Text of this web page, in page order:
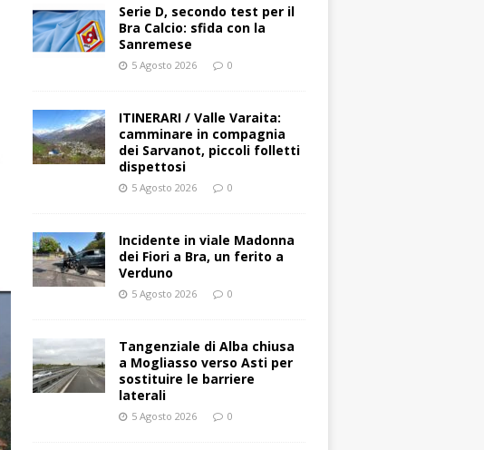
Serie D, secondo test per il
Bra Calcio: sfida con la
Sanremese
5 Agosto 2026 0
ITINERARI / Valle Varaita:
camminare in compagnia
dei Sarvanot, piccoli folletti
dispettosi
5 Agosto 2026 0
Incidente in viale Madonna
dei Fiori a Bra, un ferito a
Verduno
5 Agosto 2026 0
Tangenziale di Alba chiusa
a Mogliasso verso Asti per
sostituire le barriere
laterali
5 Agosto 2026 0